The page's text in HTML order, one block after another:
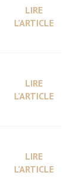
LIRE
L'ARTICLE
LIRE
L'ARTICLE
LIRE
L'ARTICLE